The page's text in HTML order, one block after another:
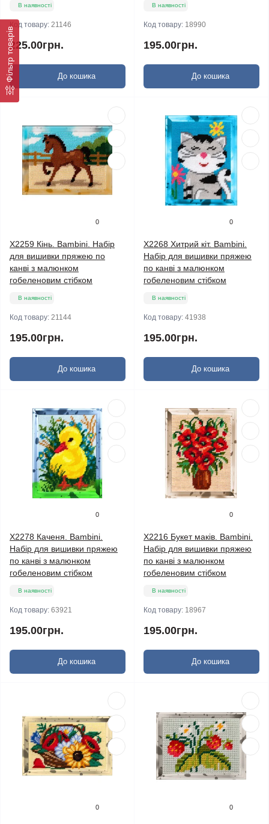
Фільтр товарів
В наявності
Код товару: 21146
225.00грн.
До кошика
В наявності
Код товару: 18990
195.00грн.
До кошика
0
X2259 Кінь. Bambini. Набір
для вишивки пряжею по
канві з малюнком
гобеленовим стібком
В наявності
Код товару: 21144
195.00грн.
До кошика
0
X2268 Хитрий кіт. Bambini.
Набір для вишивки пряжею
по канві з малюнком
гобеленовим стібком
В наявності
Код товару: 41938
195.00грн.
До кошика
0
X2278 Каченя. Bambini.
Набір для вишивки пряжею
по канві з малюнком
гобеленовим стібком
В наявності
Код товару: 63921
195.00грн.
До кошика
0
X2216 Букет маків. Bambini.
Набір для вишивки пряжею
по канві з малюнком
гобеленовим стібком
В наявності
Код товару: 18967
195.00грн.
До кошика
0 0